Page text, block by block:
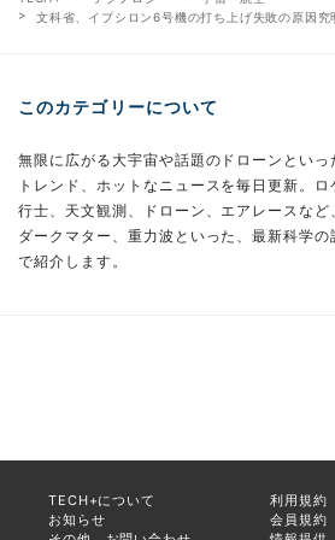
文科省、イプシロン6号機の打ち上げ失敗の原因究
このカテゴリーについて
無限に広がる大宇宙や話題のドローンとい
トレンド、ホットなニュースを毎日更新。
行士、天文観測、ドローン、エアレースな
ダークマター、重力波といった、最新科学
で紹介します。
TECH+について
利用規約
お知らせ
会員規約